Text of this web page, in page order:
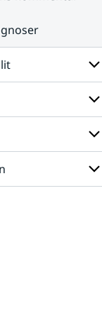
för
och
för
till
för